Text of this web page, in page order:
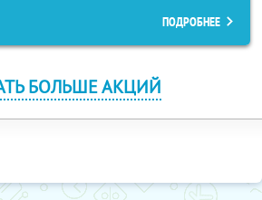
ПОДРОБНЕЕ
БОЛЬШЕ АКЦИЙ